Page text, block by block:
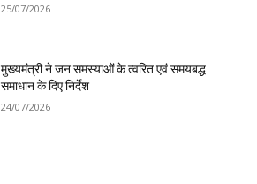
25/07/2026
मुख्यमंत्री ने जन समस्याओं के त्वरित एवं समयबद्ध
समाधान के दिए निर्देश
24/07/2026